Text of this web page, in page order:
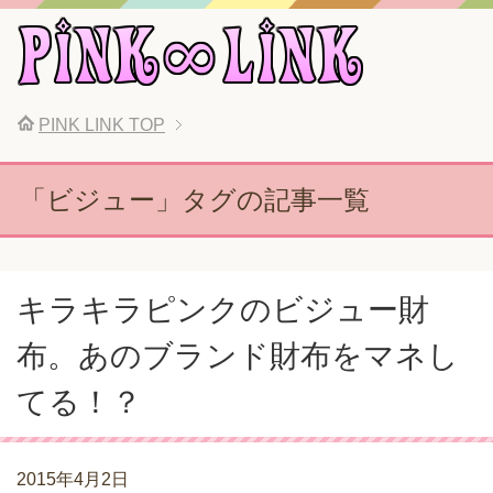
PINK LINK TOP
「ビジュー」タグの記事一覧
キラキラピンクのビジュー財
布。あのブランド財布をマネし
てる！？
2015年4月2日